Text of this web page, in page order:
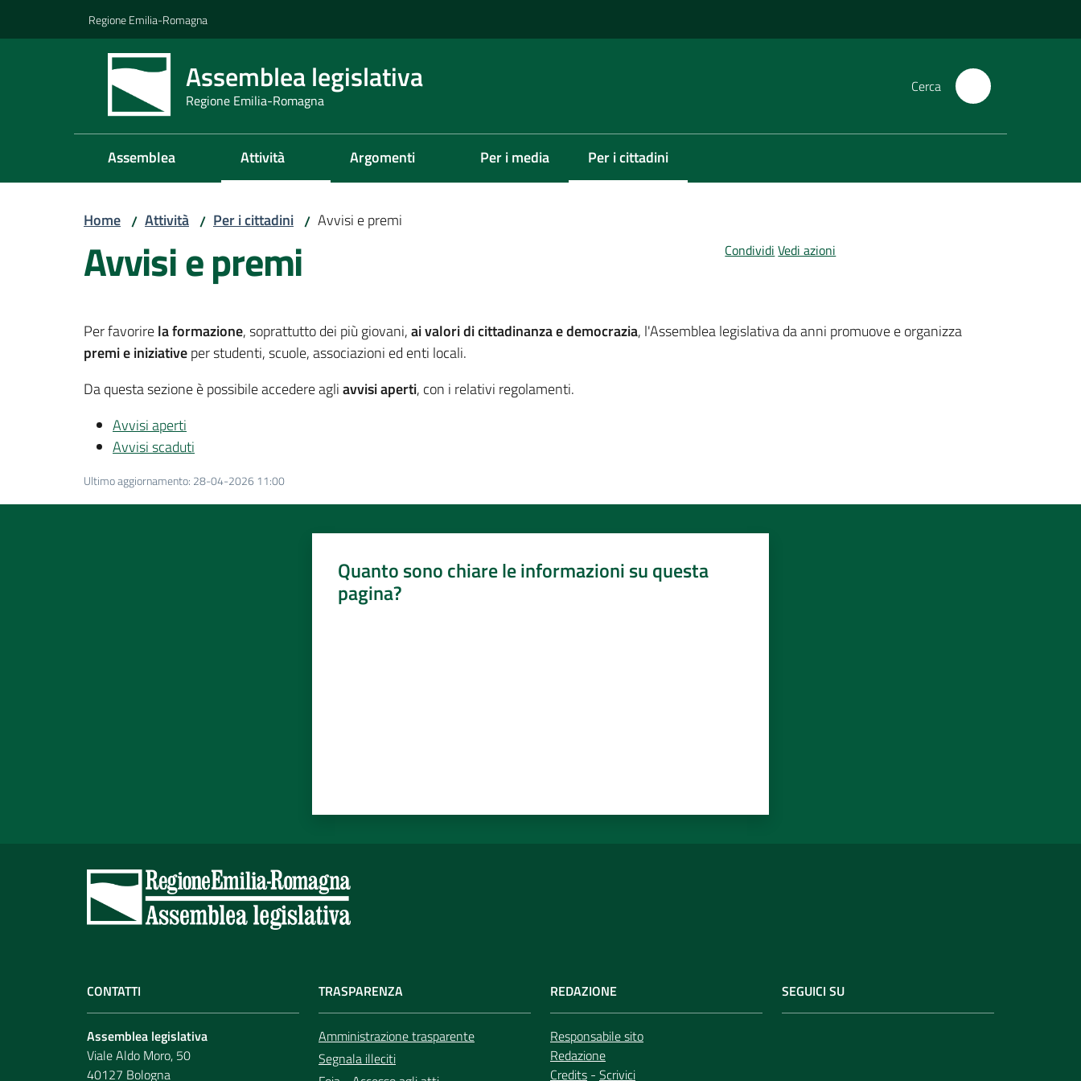
Regione Emilia-Romagna
Assemblea legislativa
Regione Emilia-Romagna
Cerca
Assemblea Attività Argomenti Per i media Per i cittadini
Menu selezionato
Home / Attività / Per i cittadini / Avvisi e premi
Avvisi e premi Condividi Vedi azioni
Per favorirela formazione, soprattutto dei più giovani,ai valori di cittadinanza e democrazia, l'Assemblea legislativa da anni promuove e organizza
premi e iniziativeper studenti, scuole, associazioni ed enti locali.
Da questa sezione è possibile accedere agliavvisi aperti, con i relativi regolamenti.
Avvisi aperti
Avvisi scaduti
Ultimo aggiornamento: 28-04-2026 11:00
Quanto sono chiare le informazioni su questa
pagina?
CONTATTI
Assemblea legislativa
Viale Aldo Moro, 50
40127 Bologna
TRASPARENZA
Amministrazione trasparente
Segnala illeciti
REDAZIONE
Responsabile sito
Redazione
Credits - Scrivici
SEGUICI SU